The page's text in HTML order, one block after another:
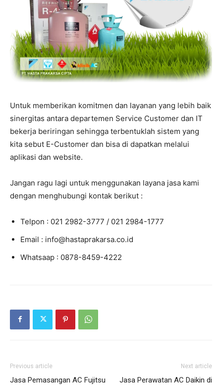
Untuk memberikan komitmen dan layanan yang lebih baik
sinergitas antara departemen Service Customer dan IT
bekerja beriringan sehingga terbentuklah sistem yang
kita sebut E-Customer dan bisa di dapatkan melalui
aplikasi dan website.
Jangan ragu lagi untuk menggunakan layana jasa kami
dengan menghubungi kontak berikut :
Telpon : 021 2982-3777 / 021 2984-1777
Email : info@hastaprakarsa.co.id
Whatsaap : 0878-8459-4222
Previous article
Jasa Pemasangan AC Fujitsu
Next article
Jasa Perawatan AC Daikin di